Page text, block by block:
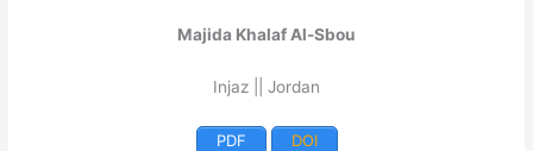
Majida Khalaf Al-Sbou
Injaz || Jordan
DOI
PDF